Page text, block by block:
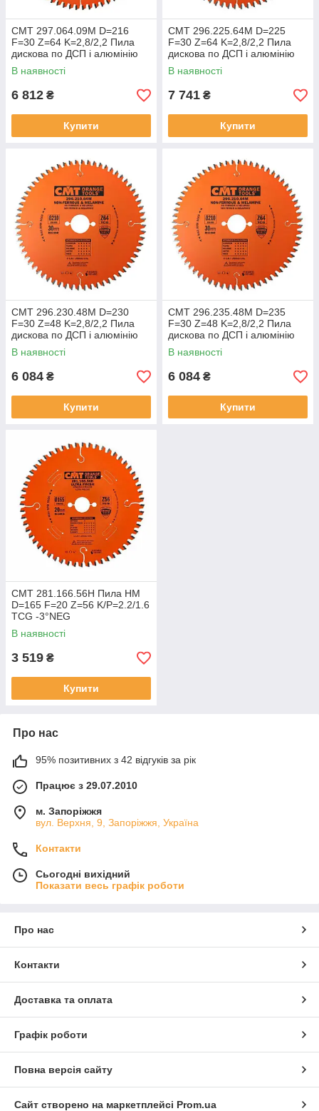
СМТ 297.064.09M D=216
F=30 Z=64 K=2,8/2,2 Пила
дискова по ДСП і алюмінію
В наявності
6 812 ₴
Купити
СМТ 296.225.64M D=225
F=30 Z=64 K=2,8/2,2 Пила
дискова по ДСП і алюмінію
В наявності
7 741 ₴
Купити
СМТ 296.230.48M D=230
F=30 Z=48 K=2,8/2,2 Пила
дискова по ДСП і алюмінію
В наявності
6 084 ₴
Купити
СМТ 296.235.48M D=235
F=30 Z=48 K=2,8/2,2 Пила
дискова по ДСП і алюмінію
В наявності
6 084 ₴
Купити
CMT 281.166.56H Пила HM
D=165 F=20 Z=56 K/P=2.2/1.6
TCG -3°NEG
В наявності
3 519 ₴
Купити
Про нас
95% позитивних з 42 відгуків за рік
Працює з 29.07.2010
м. Запоріжжя
вул. Верхня, 9, Запоріжжя, Україна
Контакти
Сьогодні вихідний
Показати весь графік роботи
Про нас
Контакти
Доставка та оплата
Графік роботи
Повна версія сайту
Сайт створено на маркетплейсі Prom.ua